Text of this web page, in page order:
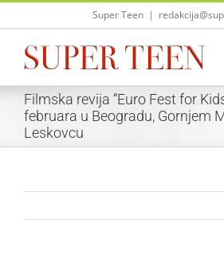
Skip
Super Teen |
Filmska revija “Euro Fest for
februara u Beogradu, Gornjem
Leskovcu